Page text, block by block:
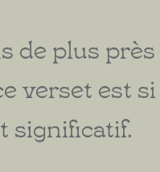
de plus près
verset est si
significatif.